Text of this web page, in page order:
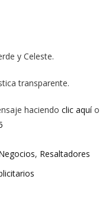
y Celeste.
transparente.
haciendo clic aquío
, Resaltadores